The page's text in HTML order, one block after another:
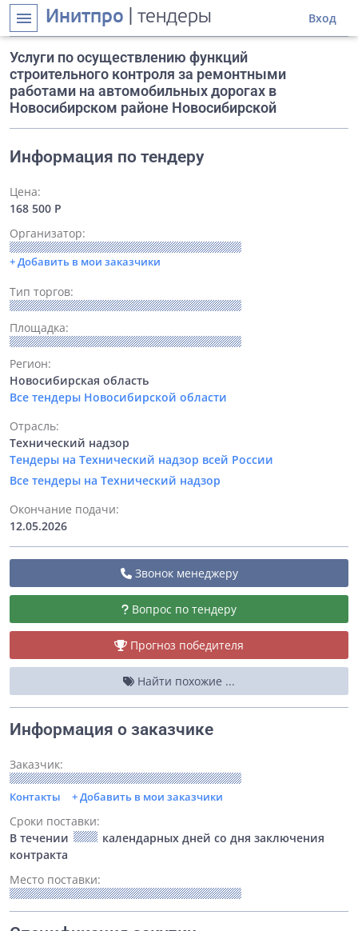
menu Инитпро | тендеры Вход
Услуги по осуществлению функций
строительного контроля за ремонтными
работами на автомобильных дорогах в
Новосибирском районе Новосибирской
Информация по тендеру
Цена:
168 500 Р
Организатор:
+ Добавить в мои заказчики
Тип торгов:
Площадка:
Регион:
Новосибирская область
Все тендеры Новосибирской области
Отрасль:
Технический надзор
Тендеры на Технический надзор всей России
Все тендеры на Технический надзор
Окончание подачи:
12.05.2026
Звонок менеджеру
Вопрос по тендеру
Прогноз победителя
Найти похожие ...
Информация о заказчике
Заказчик:
Контакты + Добавить в мои заказчики
Сроки поставки:
В течении
календарных дней со дня заключения
контракта
Место поставки: